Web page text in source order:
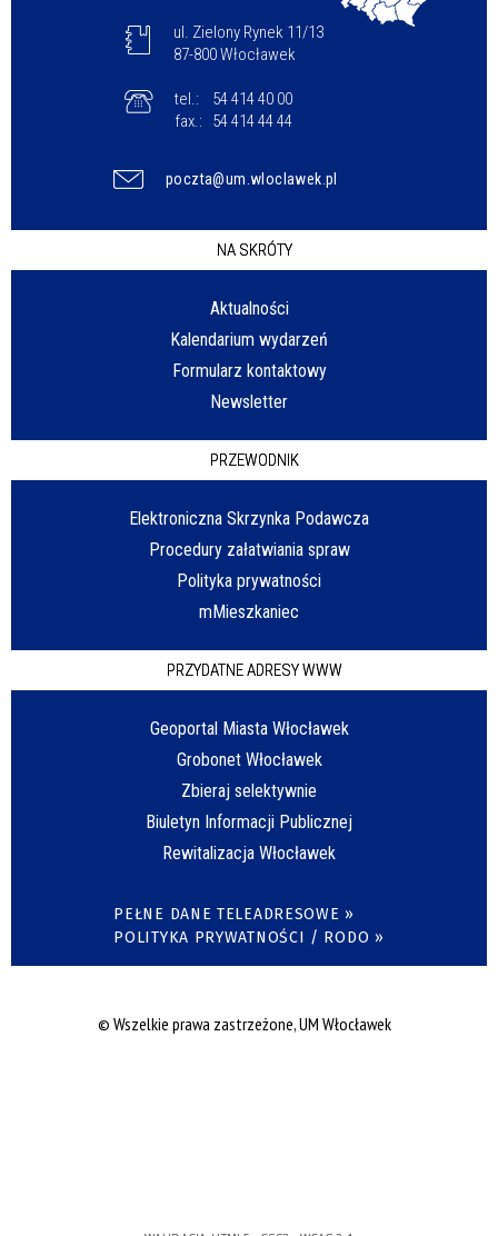
ul. Zielony Rynek 11/13
87-800 Włocławek
tel.:
54 414 40 00
fax.:
54 414 44 44
poczta@um.wloclawek.pl
NA SKRÓTY
Aktualności
Kalendarium wydarzeń
Formularz kontaktowy
Newsletter
PRZEWODNIK
Elektroniczna Skrzynka Podawcza
Procedury załatwiania spraw
Polityka prywatności
mMieszkaniec
PRZYDATNE ADRESY WWW
Geoportal Miasta Włocławek
Grobonet Włocławek
Zbieraj selektywnie
Biuletyn Informacji Publicznej
Rewitalizacja Włocławek
PEŁNE DANE TELEADRESOWE »
POLITYKA PRYWATNOŚCI / RODO »
© Wszelkie prawa zastrzeżone, UM Włocławek